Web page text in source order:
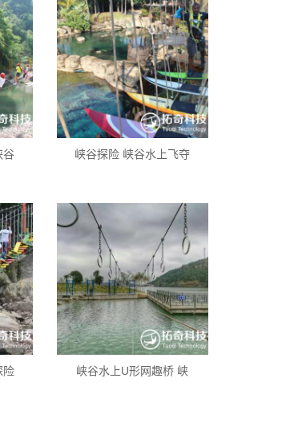
谷 峡谷探险 峡谷水上飞夺
险 峡谷水上U形网趣桥 峡